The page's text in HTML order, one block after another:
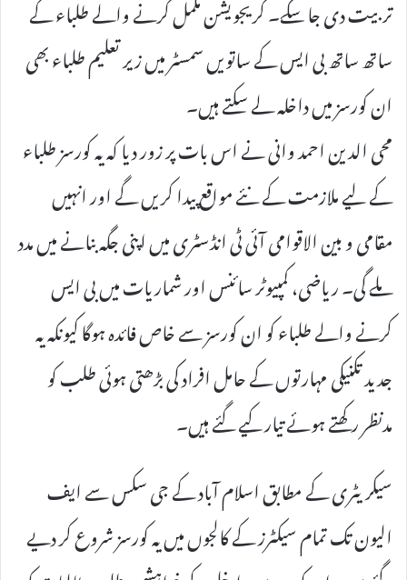
تربیت دی جا سکے۔ گریجویشن مکمل کرنے والے طلباء کے
ساتھ ساتھ بی ایس کے ساتویں سمسٹر میں زیر تعلیم طلباء بھی
ان کورسز میں داخلہ لے سکتے ہیں۔
محی الدین احمد وانی نے اس بات پر زور دیا کہ یہ کورسز طلباء
کے لیے ملازمت کے نئے مواقع پیدا کریں گے اور انہیں
مقامی و بین الاقوامی آئی ٹی انڈسٹری میں اپنی جگہ بنانے میں مدد
ملے گی۔ ریاضی، کمپیوٹر سائنس اور شماریات میں بی ایس
کرنے والے طلباء کو ان کورسز سے خاص فائدہ ہوگا کیونکہ یہ
جدید تکنیکی مہارتوں کے حامل افراد کی بڑھتی ہوئی طلب کو
مدنظر رکھتے ہوئے تیار کیے گئے ہیں۔
سیکریٹری کے مطابق اسلام آباد کے جی سکس سے ایف
الیون تک تمام سیکٹرز کے کالجوں میں یہ کورسز شروع کر دیے